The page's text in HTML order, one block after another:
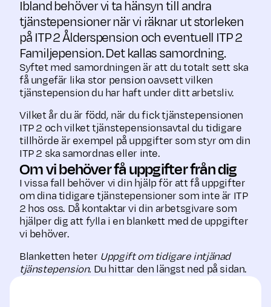
Ibland behöver vi ta hänsyn till andra
tjänstepensioner när vi räknar ut storleken
på ITP 2 Ålderspension och eventuell ITP 2
Familjepension. Det kallas samordning.
Syftet med samordningen är att du totalt sett ska
få ungefär lika stor pension oavsett vilken
tjänstepension du har haft under ditt arbetsliv.
Vilket år du är född, när du fick tjänstepensionen
ITP 2 och vilket tjänstepensionsavtal du tidigare
tillhörde är exempel på uppgifter som styr om din
ITP 2 ska samordnas eller inte.
Om vi behöver få uppgifter från dig
I vissa fall behöver vi din hjälp för att få uppgifter
om dina tidigare tjänstepensioner som inte är ITP
2 hos oss. Då kontaktar vi din arbetsgivare som
hjälper dig att fylla i en blankett med de uppgifter
vi behöver.
Blanketten heter Uppgift om tidigare intjänad
tjänstepension. Du hittar den längst ned på sidan.